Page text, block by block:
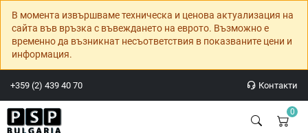
В момента извършваме техническа и ценова актуализация на
сайта във връзка с въвеждането на еврото. Възможно е
временно да възникнат несъответствия в показваните цени и
информация.
+359 (2) 439 40 70 Контакти
0